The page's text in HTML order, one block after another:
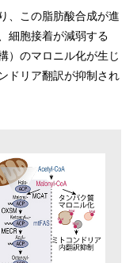
、この脂肪酸合成が進
細胞接着が減弱する
）のマロニル化が生じ
ドリア翻訳が抑制され